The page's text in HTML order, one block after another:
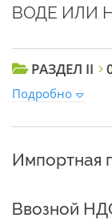
ВОДЕ ИЛИ
РАЗДЕЛ II
Подробно
Импортная
Ввозной